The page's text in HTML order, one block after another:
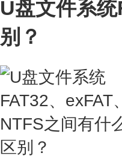
U盘文件系
别？